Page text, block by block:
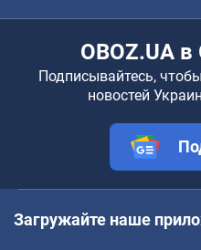
OBOZ.UA
Подписывайтесь,
новостей
Загружайте наше